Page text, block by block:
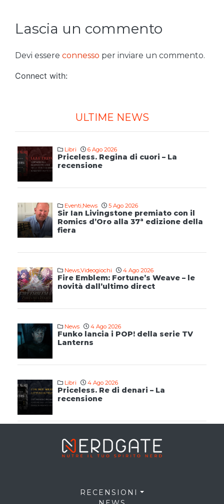
Lascia un commento
Devi essere connesso per inviare un commento.
Connect with:
ULTIME NEWS
Libri 6 Ago 2026
Priceless. Regina di cuori – La
recensione
Eventi,News 5 Ago 2026
Sir Ian Livingstone premiato con il
Romics d’Oro alla 37ª edizione della
fiera
News,Videogiochi 4 Ago 2026
Fire Emblem: Fortune’s Weave – le
novità dall’ultimo direct
News 4 Ago 2026
Funko lancia i POP! della serie TV
Lanterns
Libri 4 Ago 2026
Priceless. Re di denari – La
recensione
RECENSIONI